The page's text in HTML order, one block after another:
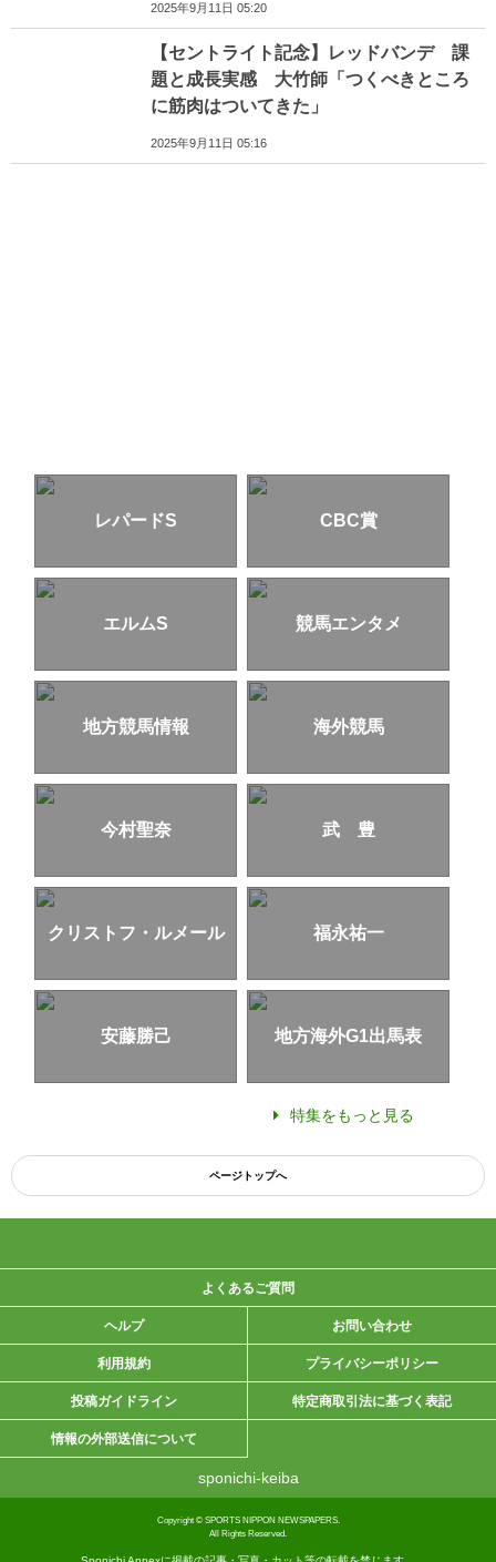
2025年9月11日 05:20
【セントライト記念】レッドバンデ 課
題と成長実感 大竹師「つくべきところ
に筋肉はついてきた」
2025年9月11日 05:16
レパードS CBC賞
エルムS 競馬エンタメ
地方競馬情報 海外競馬
今村聖奈 武 豊
クリストフ・ルメール 福永祐一
安藤勝己 地方海外G1出馬表
特集をもっと見る
ページトップへ
よくあるご質問
ヘルプ お問い合わせ
利用規約 プライバシーポリシー
投稿ガイドライン 特定商取引法に基づく表記
情報の外部送信について
sponichi-keiba
Copyright © SPORTS NIPPON NEWSPAPERS.
All Rights Reserved.